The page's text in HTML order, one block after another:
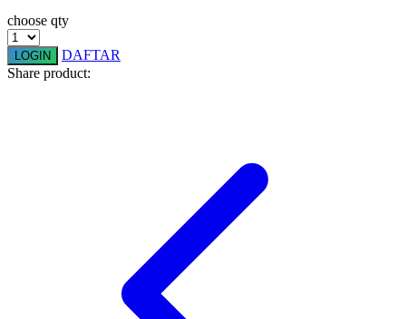
Sudocrem
Sumimo
Tommee Tippee
Trunki
Tutti Bambini
choose qty
LOGIN
DAFTAR
Share product: